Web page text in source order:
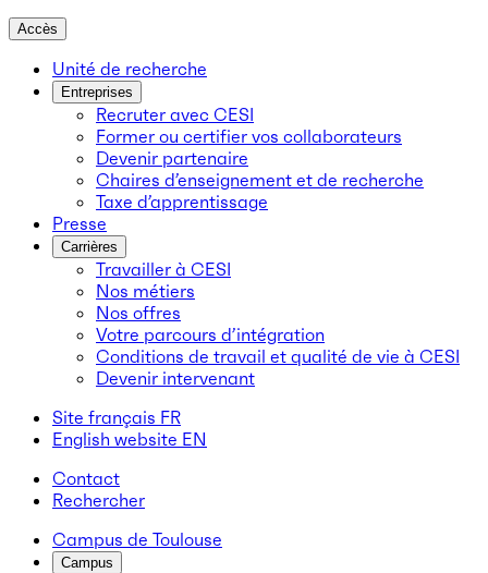
Accès
Unité de recherche
Entreprises
Recruter avec CESI
Former ou certifier vos collaborateurs
Devenir partenaire
Chaires d’enseignement et de recherche
Taxe d’apprentissage
Presse
Carrières
Travailler à CESI
Nos métiers
Nos offres
Votre parcours d’intégration
Conditions de travail et qualité de vie à CESI
Devenir intervenant
Site français FR
English website EN
Contact
Rechercher
Campus de Toulouse
Campus